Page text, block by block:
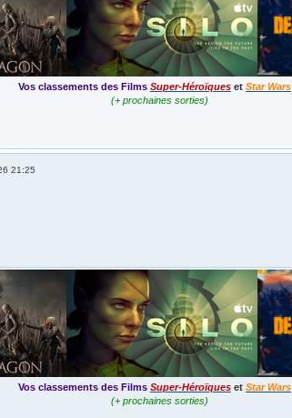
Vos classements des Films Super-Héroïques et Star Wars
(+ prochaines sorties)
21:25
Vos classements des Films Super-Héroïques et Star Wars
(+ prochaines sorties)